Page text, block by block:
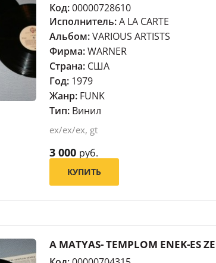
Код:00000728610
Исполнитель:A LA CARTE
Альбом:VARIOUS ARTISTS
Фирма:WARNER
Страна: США
Год: 1979
Жанр: FUNK
Тип: Винил
ex/ex/ex, gt
3 000 руб.
КУПИТЬ
A MATYAS- TEMPLOM ENEK-ES